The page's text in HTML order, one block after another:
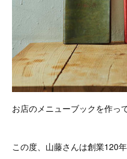
お店のメニューブックを作っ
この度、山藤さんは創業120年